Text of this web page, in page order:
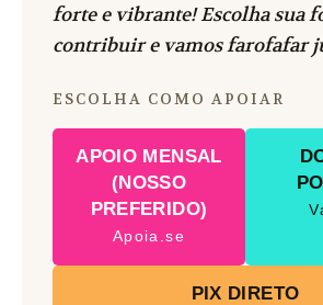
forte e vibrante! Escolha sua
contribuir e vamos farofafar
ESCOLHA COMO APOIAR
APOIO MENSAL
(NOSSO
PREFERIDO)
Apoia.se
PIX DIRETO